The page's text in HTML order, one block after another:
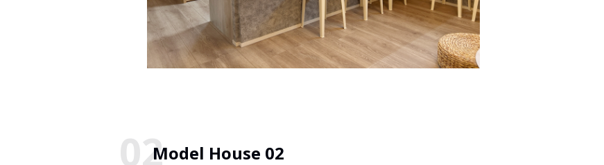
Model House 02